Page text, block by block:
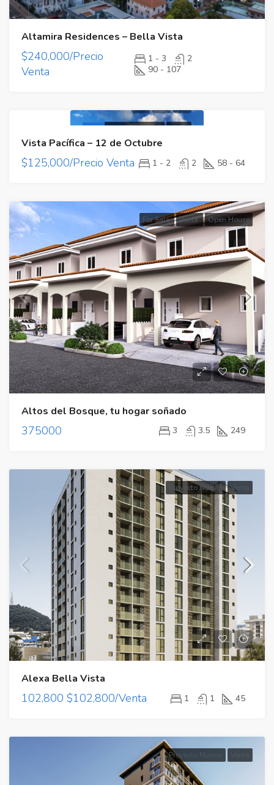
Altamira Residences – Bella Vista
$240,000/Precio
Venta
1 - 3
2
90 - 107
DestacadoProyecto Nuevo Venta
Vista Pacífica – 12 de Octubre
$125,000/Precio Venta 1 - 2 2 58 - 64
For Sale Venta Open House
Altos del Bosque, tu hogar soñado
375000 3 3.5 249
Proyecto Nuevo Venta
Alexa Bella Vista
102,800 $102,800/Venta 1 1 45
Proyecto Nuevo